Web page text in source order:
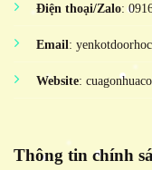
Điện thoại/Zalo:
Email:
Website:
Thông tin chính